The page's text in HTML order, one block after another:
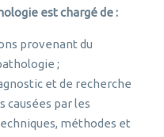
est chargé de :
provenant du
;
et de recherche
causées par les
méthodes et